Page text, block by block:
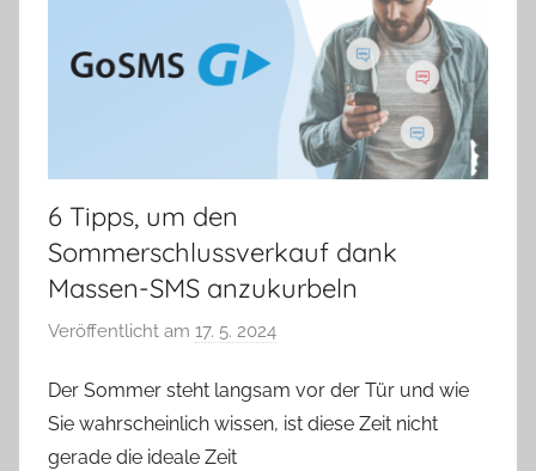
6 Tipps, um den
Sommerschlussverkauf dank
Massen-SMS anzukurbeln
Veröffentlicht am 17. 5. 2024
n
V
Der Sommer steht langsam vor der Tür und wie
Sie wahrscheinlich wissen, ist diese Zeit nicht
gerade die ideale Zeit